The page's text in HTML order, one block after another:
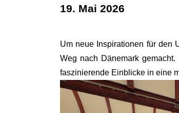
19. Mai 2026
Um neue Inspirationen für den
Weg nach Dänemark
faszinierende Einblicke in eine